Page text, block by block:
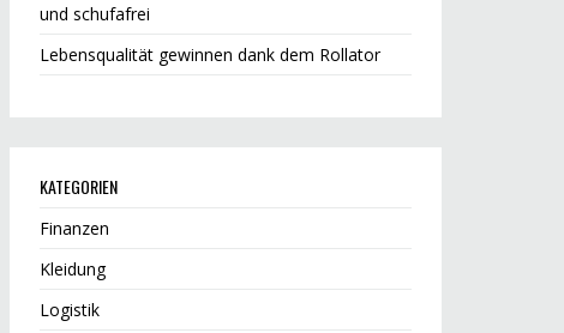
und schufafrei
Lebensqualität gewinnen dank dem Rollator
KATEGORIEN
Finanzen
Kleidung
Logistik